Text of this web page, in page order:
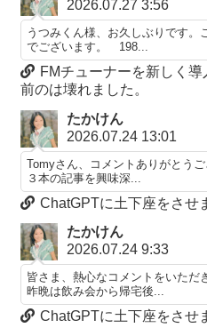
2026.07.27 3:56
うつみくん様、お久しぶりです。
でございます。 198...
FMチューナーを新しく導
前のは壊れました。
たかけん
2026.07.24 13:01
Tomyさん、コメントありがとう
３本の記事を興味深...
ChatGPTに土下座をさせ
たかけん
2026.07.24 9:33
皆さま、熱心なコメントをいた
昨晩は飲み会から帰宅後...
ChatGPTに土下座をさせ